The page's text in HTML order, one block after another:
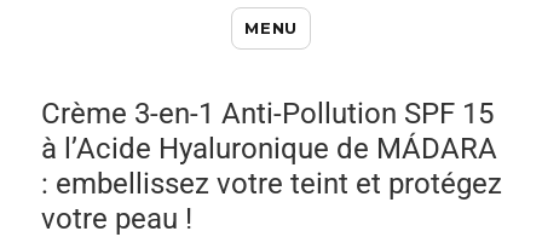
Blog Beauté Bio : Notre Top des
Astuces Beauté Naturelles !
MENU
Crème 3-en-1 Anti-Pollution SPF 15
à l’Acide Hyaluronique de MÁDARA
: embellissez votre teint et protégez
votre peau !